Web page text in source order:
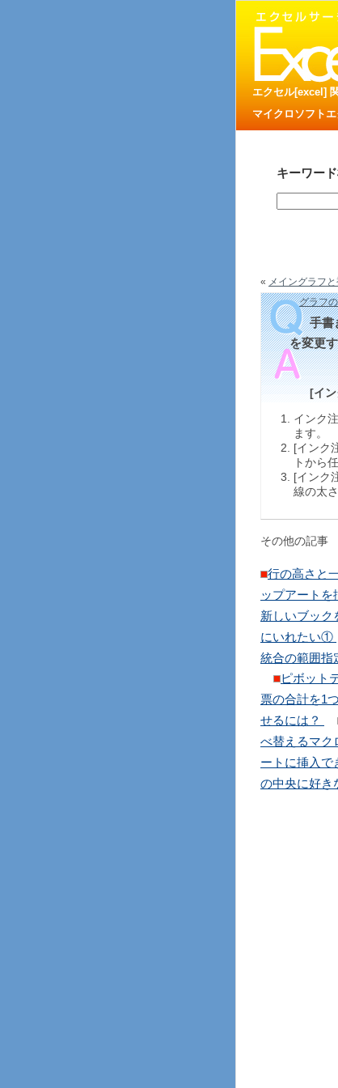
エクセル[excel]
マイクロソフト
キーワー
« メイングラフ
グラフ
手書
を変更
[イ
インク
ます。
[インク
トから
[インク
線の太
その他の記事
行の高さと
ップアートを
新しいブック
にいれたい①
統合の範囲指
ピボット
票の合計を1
せるには？
べ替えるマク
ートに挿入で
の中央に好き